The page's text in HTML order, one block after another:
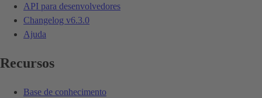
API para desenvolvedores
Changelog v6.3.0
Ajuda
Recursos
Base de conhecimento